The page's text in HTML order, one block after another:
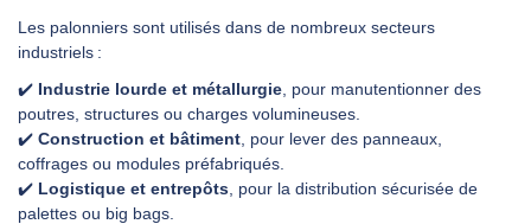
Les palonniers sont utilisés dans de nombreux secteurs
industriels :
✔️ Industrie lourde et métallurgie , pour manutentionner des
poutres, structures ou charges volumineuses.
✔️ Construction et bâtiment , pour lever des panneaux,
coffrages ou modules préfabriqués.
✔️ Logistique et entrepôts , pour la distribution sécurisée de
palettes ou big bags.